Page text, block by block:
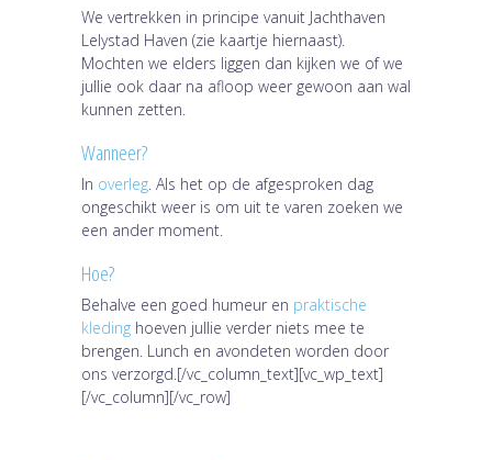
We vertrekken in principe vanuit Jachthaven
Lelystad Haven (zie kaartje hiernaast).
Mochten we elders liggen dan kijken we of we
jullie ook daar na afloop weer gewoon aan wal
kunnen zetten.
Wanneer?
In overleg. Als het op de afgesproken dag
ongeschikt weer is om uit te varen zoeken we
een ander moment.
Hoe?
Behalve een goed humeur en praktische
kleding hoeven jullie verder niets mee te
brengen. Lunch en avondeten worden door
ons verzorgd.[/vc_column_text][vc_wp_text]
[/vc_column][/vc_row]